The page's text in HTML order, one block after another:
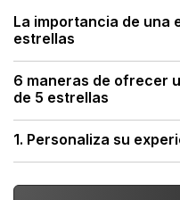
La importancia de una
estrellas
6 maneras de ofrecer
de 5 estrellas
1. Personaliza su
2. Facilita al máximo la